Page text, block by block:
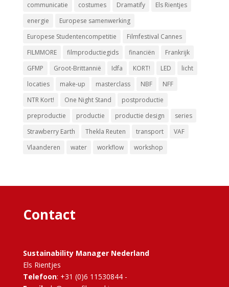
communicatie
costumes Dramatify
Els Rientjes
energie
Europese samenwerking
Europese Studentencompetitie
Filmfestival Cannes
FILMMORE
filmproductiegids financiën
Frankrijk
GFMP
Groot-Brittannië Idfa KORT! LED
licht
locaties
make-up masterclass NBF
NFF
NTR Kort!
One Night Stand
postproductie
preproductie
productie productie design
series
Strawberry Earth
Thekla Reuten transport
VAF
Vlaanderen
water workflow workshop
Contact
Sustainability Manager Nederland
Els Rientjes
Telefoon: +31 (0)6 11530844 -